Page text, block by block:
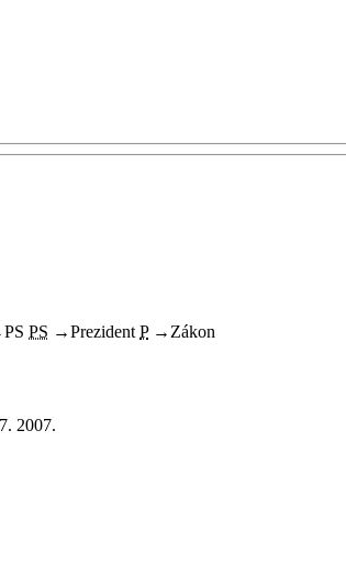
PS PS →Prezident P → Zákon
2007.